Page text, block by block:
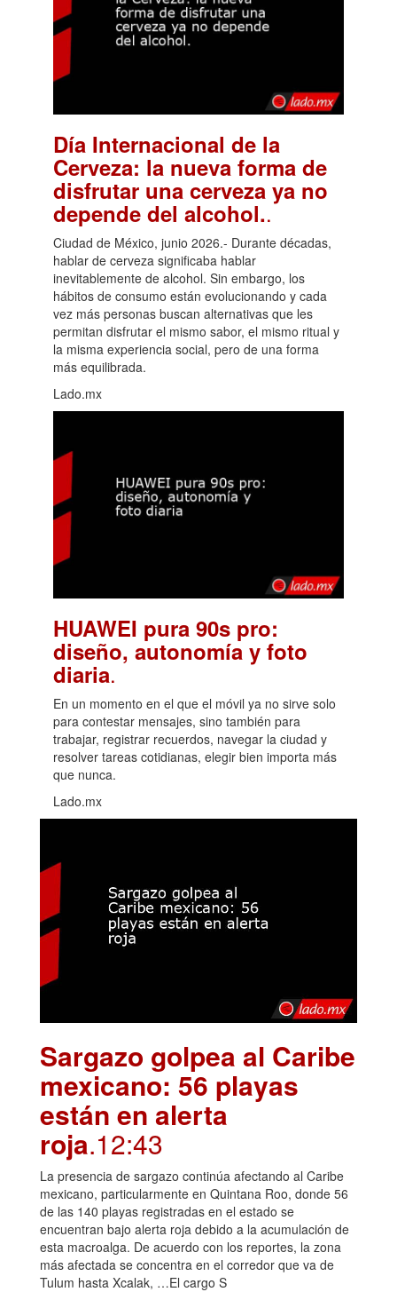
Día Internacional de la
Cerveza: la nueva forma de
disfrutar una cerveza ya no
depende del alcohol..
Ciudad de México, junio 2026.- Durante décadas,
hablar de cerveza significaba hablar
inevitablemente de alcohol. Sin embargo, los
hábitos de consumo están evolucionando y cada
vez más personas buscan alternativas que les
permitan disfrutar el mismo sabor, el mismo ritual y
la misma experiencia social, pero de una forma
más equilibrada.
Lado.mx
HUAWEI pura 90s pro:
diseño, autonomía y foto
diaria.
En un momento en el que el móvil ya no sirve solo
para contestar mensajes, sino también para
trabajar, registrar recuerdos, navegar la ciudad y
resolver tareas cotidianas, elegir bien importa más
que nunca.
Lado.mx
Sargazo golpea al Caribe
mexicano: 56 playas
están en alerta
roja.12:43
La presencia de sargazo continúa afectando al Caribe
mexicano, particularmente en Quintana Roo, donde 56
de las 140 playas registradas en el estado se
encuentran bajo alerta roja debido a la acumulación de
esta macroalga. De acuerdo con los reportes, la zona
más afectada se concentra en el corredor que va de
Tulum hasta Xcalak, …El cargo S